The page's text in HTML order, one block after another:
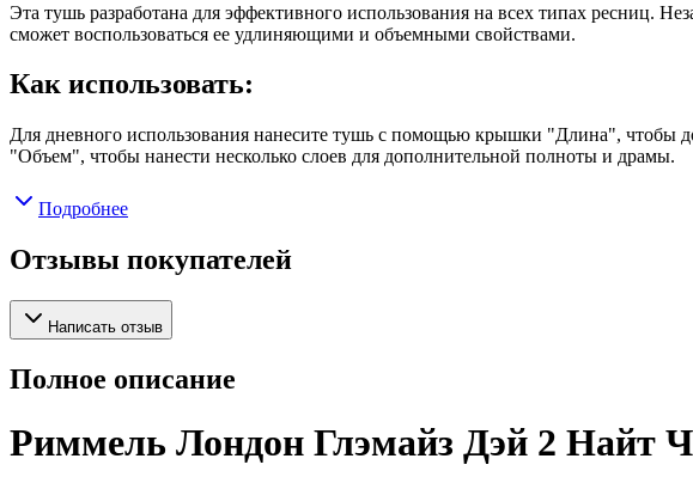
Эта тушь разработана для эффективного использования на всех типах ресниц.
сможет воспользоваться ее удлиняющими и объемными свойствами.
Как использовать:
Для дневного использования нанесите тушь с помощью крышки "Длина", чтобы
"Объем", чтобы нанести несколько слоев для дополнительной полноты и драмы.
Подробнее
Отзывы покупателей
Написать отзыв
Полное описание
Риммель Лондон Глэмайз Дэй 2 Найт